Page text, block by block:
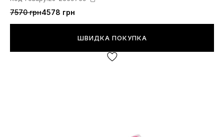
7570 грн4578 грн
ШВИДКА ПОКУПКА